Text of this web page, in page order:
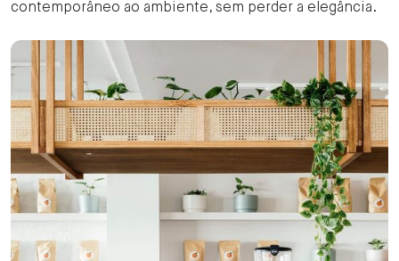
contemporâneo ao ambiente, sem perder a elegância.